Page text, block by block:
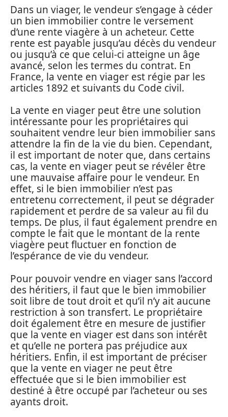
Dans un viager, le vendeur s’engage à céder
un bien immobilier contre le versement
d’une rente viagère à un acheteur. Cette
rente est payable jusqu’au décès du vendeur
ou jusqu’à ce que celui-ci atteigne un âge
avancé, selon les termes du contrat. En
France, la vente en viager est régie par les
articles 1892 et suivants du Code civil.
La vente en viager peut être une solution
intéressante pour les propriétaires qui
souhaitent vendre leur bien immobilier sans
attendre la fin de la vie du bien. Cependant,
il est important de noter que, dans certains
cas, la vente en viager peut se révéler être
une mauvaise affaire pour le vendeur. En
effet, si le bien immobilier n’est pas
entretenu correctement, il peut se dégrader
rapidement et perdre de sa valeur au fil du
temps. De plus, il faut également prendre en
compte le fait que le montant de la rente
viagère peut fluctuer en fonction de
l’espérance de vie du vendeur.
Pour pouvoir vendre en viager sans l’accord
des héritiers, il faut que le bien immobilier
soit libre de tout droit et qu’il n’y ait aucune
restriction à son transfert. Le propriétaire
doit également être en mesure de justifier
que la vente en viager est dans son intérêt
et qu’elle ne portera pas préjudice aux
héritiers. Enfin, il est important de préciser
que la vente en viager ne peut être
effectuée que si le bien immobilier est
destiné à être occupé par l’acheteur ou ses
ayants droit.